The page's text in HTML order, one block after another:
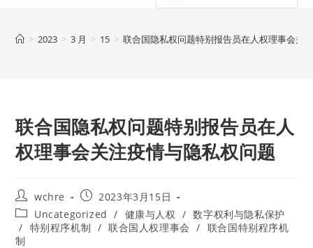
> 2023 > 3 月 > 15 > 联合国隐私权问题特别报告员在人权理事会关
联合国隐私权问题特别报告员在人
权理事会关注疫情与隐私权问题
Post
author:
wchre
Post
published:
2023年3月15日
Post
category:
Uncategorized / 健康与人权 / 数字权利与隐私保护
/ 特别程序机制 / 联合国人权理事会 / 联合国特别程序机
制